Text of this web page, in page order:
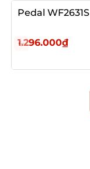
Pedal WF2631S
1.296.000₫